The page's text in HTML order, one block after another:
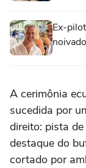
Ex-
A cerimônia
sucedida por
direito: pista
destaque do
cortado por